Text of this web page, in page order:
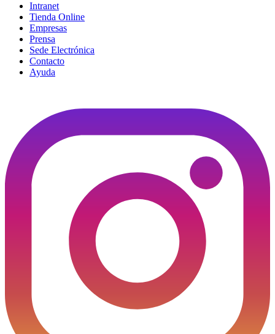
Intranet
Tienda Online
Empresas
Prensa
Sede Electrónica
Contacto
Ayuda